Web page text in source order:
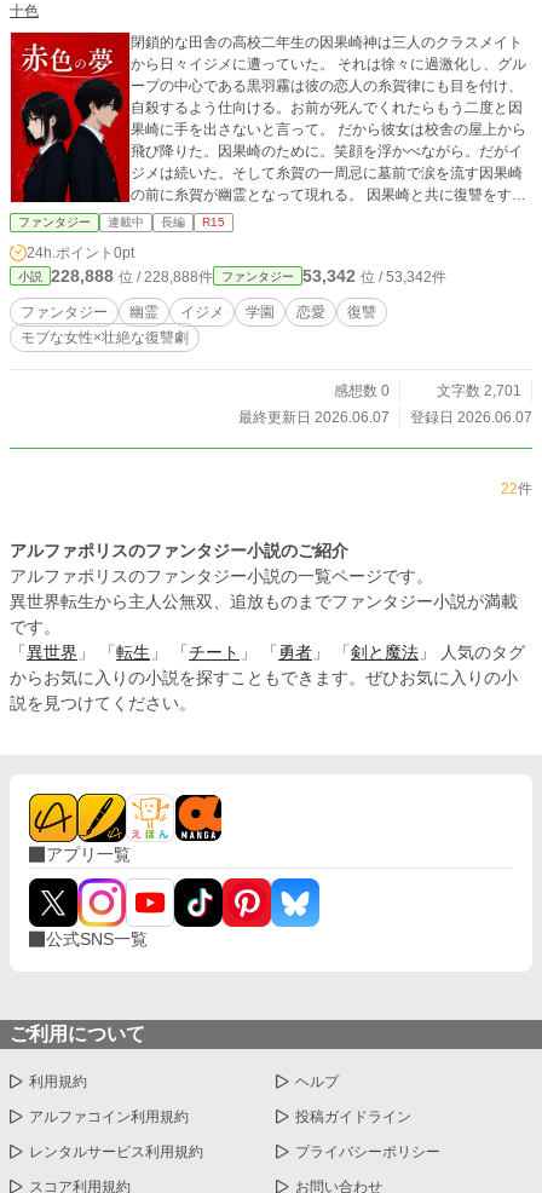
十色
閉鎖的な田舎の高校二年生の因果崎神は三人のクラスメイト
から日々イジメに遭っていた。 それは徐々に過激化し、グル
ープの中心である黒羽霧は彼の恋人の糸賀律にも目を付け、
自殺するよう仕向ける。お前が死んでくれたらもう二度と因
果崎に手を出さないと言って。 だから彼女は校舎の屋上から
飛び降りた。因果崎のために。笑顔を浮かべながら。だがイ
ジメは続いた。そして糸賀の一周忌に墓前で涙を流す因果崎
の前に糸賀が幽霊となって現れる。 因果崎と共に復讐をする
ために。
ファンタジー 連載中 長編 R15
24h.ポイント 0pt
小説 228,888 位 / 228,888件 ファンタジー 53,342 位 / 53,342件
ファンタジー 幽霊 イジメ 学園 恋愛
復讐
モブな女性×壮絶な復讐劇
感想数 0
文字数 2,701
最終更新日 2026.06.07
登録日 2026.06.07
22件
アルファポリスのファンタジー小説のご紹介
アルファポリスのファンタジー小説の一覧ページです。
異世界転生から主人公無双、追放ものまでファンタジー小説が満載
です。
「 異世界 」 「 転生 」 「 チート 」 「 勇者 」 「 剣と魔法 」 人気のタグ
からお気に入りの小説を探すこともできます。ぜひお気に入りの小
説を見つけてください。
アプリ一覧
公式SNS一覧
ご利用について
利用規約 ヘルプ
アルファコイン利用規約 投稿ガイドライン
レンタルサービス利用規約 プライバシーポリシー
スコア利用規約 お問い合わせ